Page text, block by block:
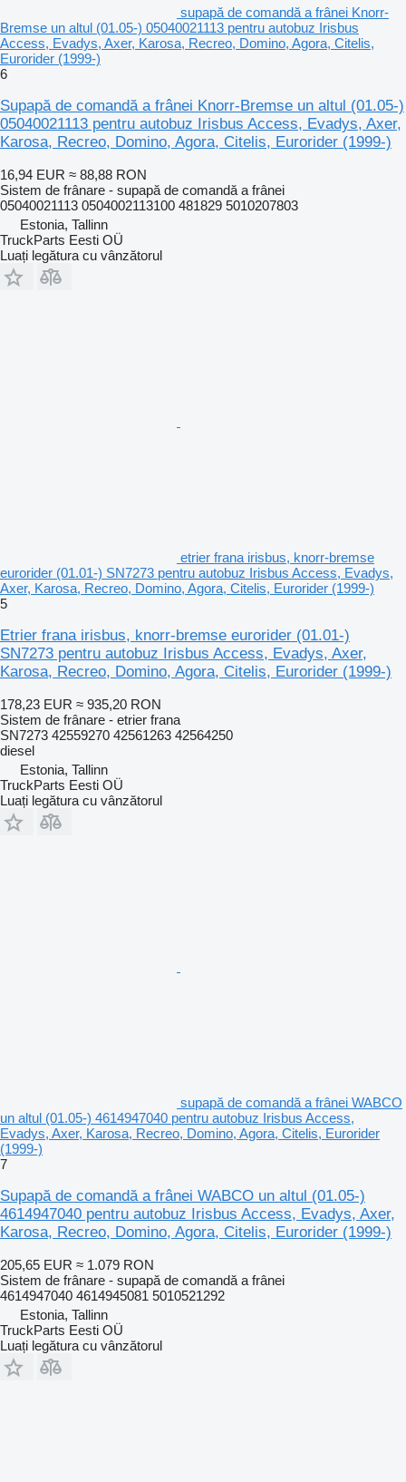
supapă de comandă a frânei Knorr-
Bremse un altul (01.05-) 05040021113 pentru autobuz Irisbus
Access, Evadys, Axer, Karosa, Recreo, Domino, Agora, Citelis,
Eurorider (1999-)
6
Supapă de comandă a frânei Knorr-Bremse un altul (01.05-)
05040021113 pentru autobuz Irisbus Access, Evadys, Axer,
Karosa, Recreo, Domino, Agora, Citelis, Eurorider (1999-)
16,94 EUR ≈ 88,88 RON
Sistem de frânare - supapă de comandă a frânei
05040021113 0504002113100 481829 5010207803
Estonia, Tallinn
TruckParts Eesti OÜ
Luați legătura cu vânzătorul
etrier frana irisbus, knorr-bremse
eurorider (01.01-) SN7273 pentru autobuz Irisbus Access, Evadys,
Axer, Karosa, Recreo, Domino, Agora, Citelis, Eurorider (1999-)
5
Etrier frana irisbus, knorr-bremse eurorider (01.01-)
SN7273 pentru autobuz Irisbus Access, Evadys, Axer,
Karosa, Recreo, Domino, Agora, Citelis, Eurorider (1999-)
178,23 EUR ≈ 935,20 RON
Sistem de frânare - etrier frana
SN7273 42559270 42561263 42564250
diesel
Estonia, Tallinn
TruckParts Eesti OÜ
Luați legătura cu vânzătorul
supapă de comandă a frânei WABCO
un altul (01.05-) 4614947040 pentru autobuz Irisbus Access,
Evadys, Axer, Karosa, Recreo, Domino, Agora, Citelis, Eurorider
(1999-)
7
Supapă de comandă a frânei WABCO un altul (01.05-)
4614947040 pentru autobuz Irisbus Access, Evadys, Axer,
Karosa, Recreo, Domino, Agora, Citelis, Eurorider (1999-)
205,65 EUR ≈ 1.079 RON
Sistem de frânare - supapă de comandă a frânei
4614947040 4614945081 5010521292
Estonia, Tallinn
TruckParts Eesti OÜ
Luați legătura cu vânzătorul